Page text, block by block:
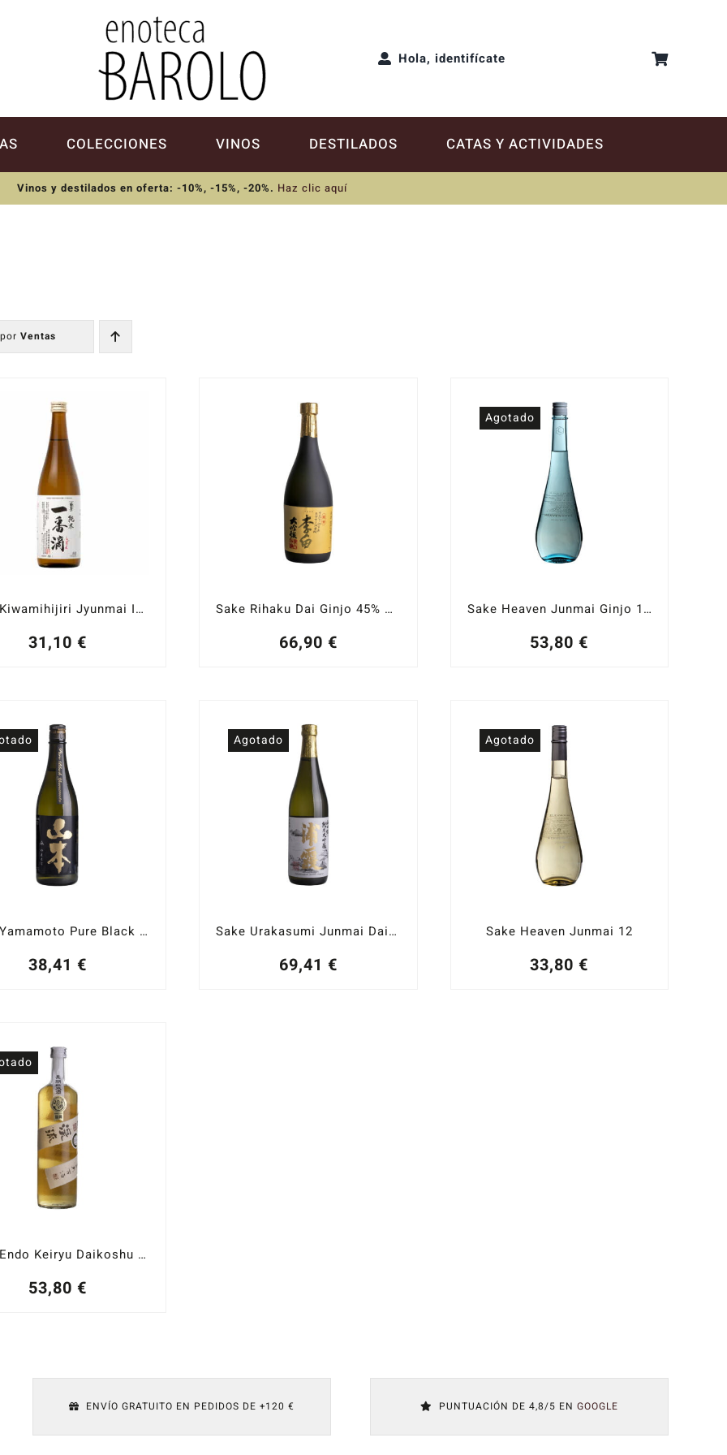
Hola, identifícate
COLECCIONES VINOS DESTILADOS CATAS Y ACTIVIDADES
Vinos y destilados en oferta: -10%, -15%, -20%. Haz clic aquí
Ventas
Sake Kiwamihijiri Jyunmai Ichiban Shizuku 15,5%
31,10 €
Sake Rihaku Dai Ginjo 45% Pulido 16% ABV
66,90 €
Agotado
Sake Heaven Junmai Ginjo 16% ABV
53,80€
Sake Yamamoto Pure Black Junmai Ginjo 55% Pulido 15% ABV
38,41 €
Agotado
Sake Urakasumi Junmai Dai Ginjo 45% Pulido 16% ABV
69,41 €
Agotado
Sake Heaven Junmai 12
33,80€
Sake Endo Keiryu Daikoshu 20 años 60% Pulido 16% ABV
53,80 €
ENVÍO GRATUITO EN PEDIDOS DE +120 € PUNTUACIÓN DE 4,8/5 ENGOOGLE